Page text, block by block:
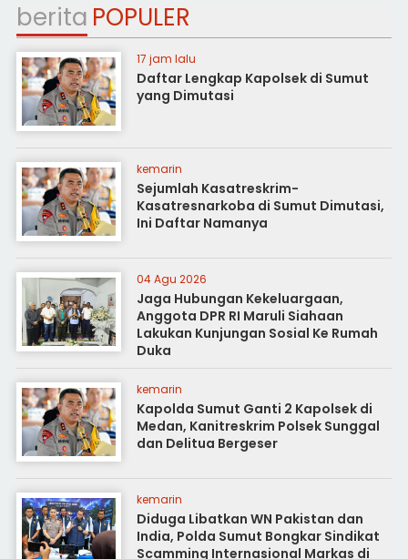
berita POPULER
17 jam lalu
Daftar Lengkap Kapolsek di Sumut
yang Dimutasi
kemarin
Sejumlah Kasatreskrim-
Kasatresnarkoba di Sumut Dimutasi,
Ini Daftar Namanya
04 Agu 2026
Jaga Hubungan Kekeluargaan,
Anggota DPR RI Maruli Siahaan
Lakukan Kunjungan Sosial Ke Rumah
Duka
kemarin
Kapolda Sumut Ganti 2 Kapolsek di
Medan, Kanitreskrim Polsek Sunggal
dan Delitua Bergeser
kemarin
Diduga Libatkan WN Pakistan dan
India, Polda Sumut Bongkar Sindikat
Scamming Internasional Markas di